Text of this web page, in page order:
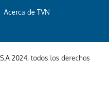
Acerca de TVN
2024, todos los derechos